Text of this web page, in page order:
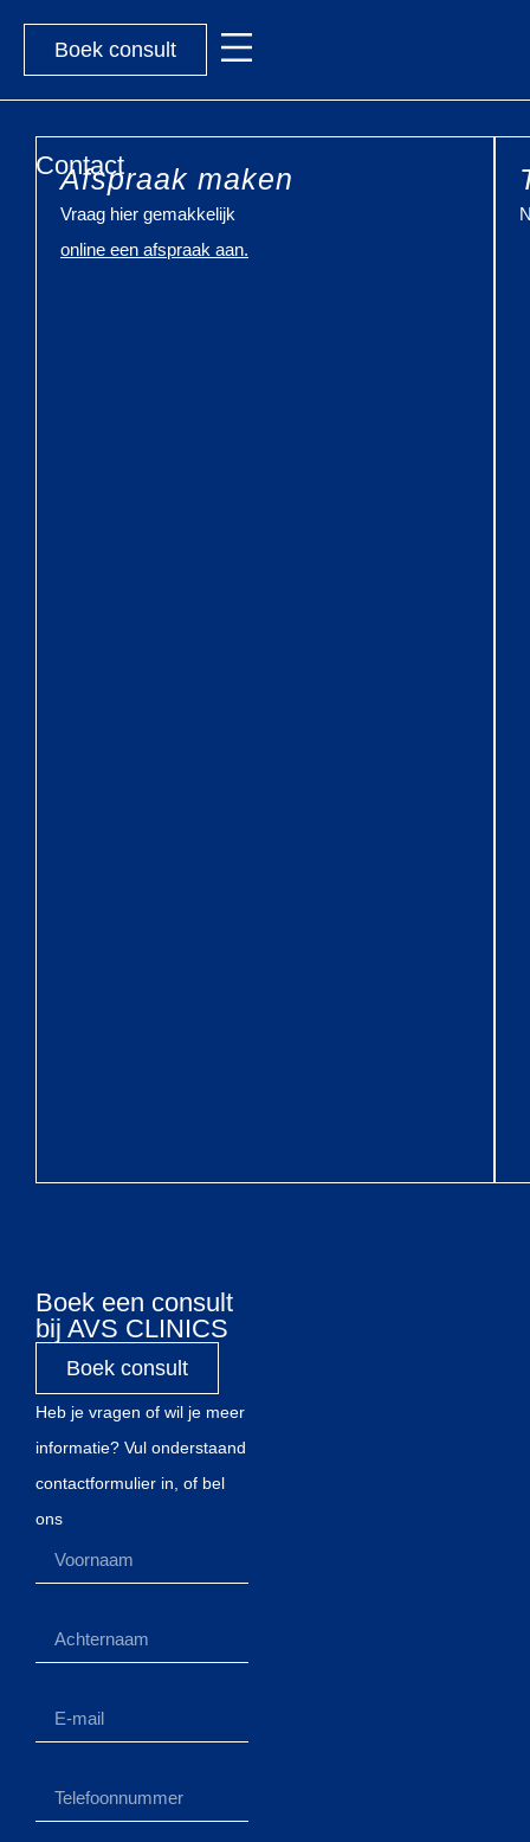
Boek consult
Contact
Afspraak maken
Vraag hier gemakkelijk
online een afspraak aan.
Boek een consult
bij AVS CLINICS
Boek consult
Heb je vragen of wil je meer
informatie? Vul onderstaand
contactformulier in, of bel
ons